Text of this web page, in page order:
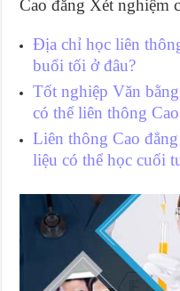
Cao đẳng Xét nghiệm
Địa chỉ học liên
buổi tối ở đâu?
Tốt nghiệp Văn
có thể liên thông
Liên thông Cao
liệu có thể học cuối